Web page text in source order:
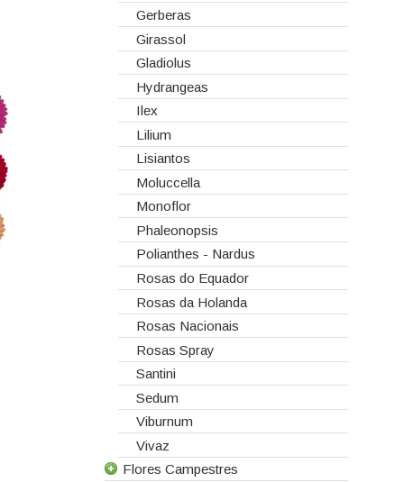
Gerberas
Girassol
Gladiolus
Hydrangeas
Ilex
Lilium
Lisiantos
Moluccella
Monoflor
Phaleonopsis
Polianthes - Nardus
Rosas do Equador
Rosas da Holanda
Rosas Nacionais
Rosas Spray
Santini
Sedum
Viburnum
Vivaz
Flores Campestres